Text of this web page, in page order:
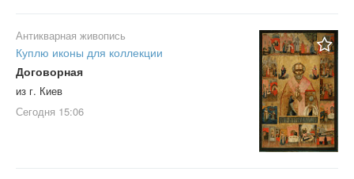
Антикварная живопись
Куплю иконы для коллекции
Договорная
из г. Киев
Сегодня 15:06